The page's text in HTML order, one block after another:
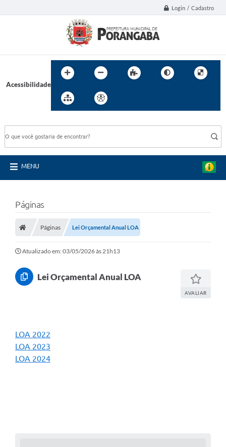
Login / Cadastro
Acessibilidade
MENU
Páginas
Páginas Lei Orçamental Anual LOA
Atualizado em: 03/05/2026 às 21h13
Lei Orçamental Anual LOA
AVALIAR
LOA 2022
LOA 2023
LOA 2024